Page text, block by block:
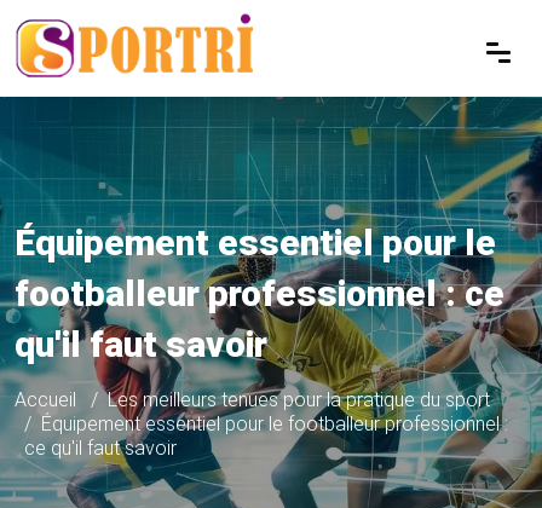
Équipement essentiel pour le
footballeur professionnel : ce
qu'il faut savoir
Accueil
Les meilleurs tenues pour la pratique du sport
Équipement essentiel pour le footballeur professionnel :
ce qu'il faut savoir